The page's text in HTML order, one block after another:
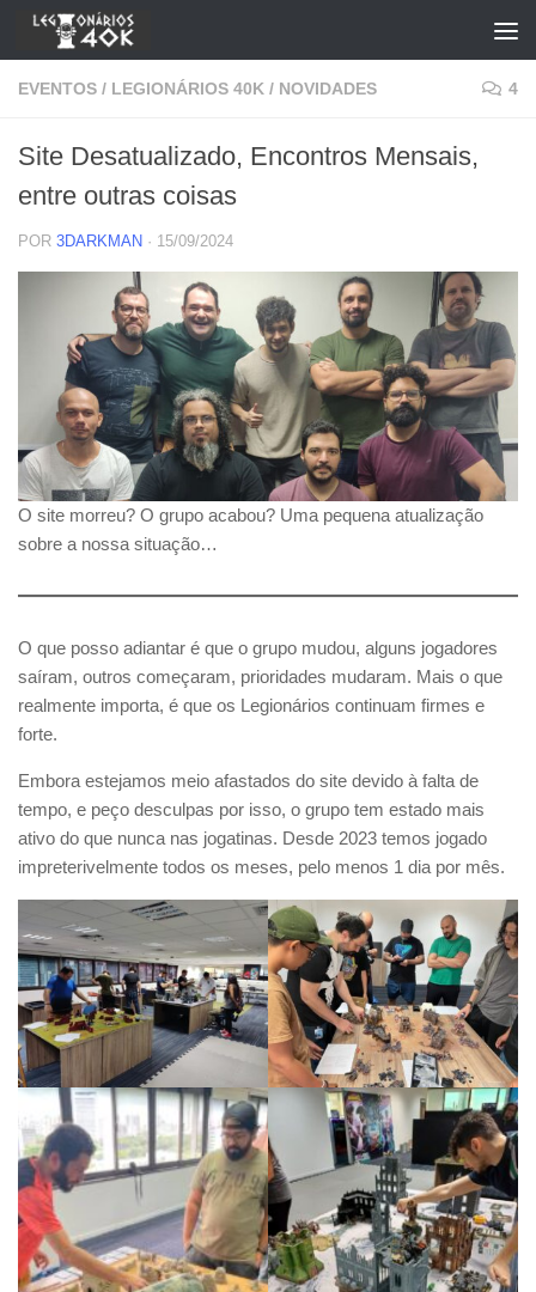
Skip to content
EVENTOS / LEGIONÁRIOS 40K / NOVIDADES 4
Site Desatualizado, Encontros Mensais,
entre outras coisas
POR 3DARKMAN · 15/09/2024
O site morreu? O grupo acabou? Uma pequena atualização
sobre a nossa situação…
O que posso adiantar é que o grupo mudou, alguns jogadores
saíram, outros começaram, prioridades mudaram. Mais o que
realmente importa, é que os Legionários continuam firmes e
forte.
Embora estejamos meio afastados do site devido à falta de
tempo, e peço desculpas por isso, o grupo tem estado mais
ativo do que nunca nas jogatinas. Desde 2023 temos jogado
impreterivelmente todos os meses, pelo menos 1 dia por mês.